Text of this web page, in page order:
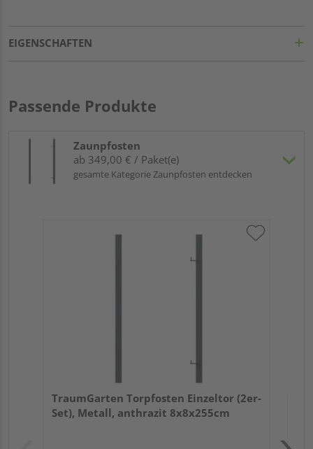
EIGENSCHAFTEN
Passende Produkte
Zaunpfosten
ab 349,00 € / Paket(e)
gesamte Kategorie Zaunpfosten entdecken
TraumGarten Torpfosten Einzeltor (2er-
Set), Metall, anthrazit 8x8x255cm